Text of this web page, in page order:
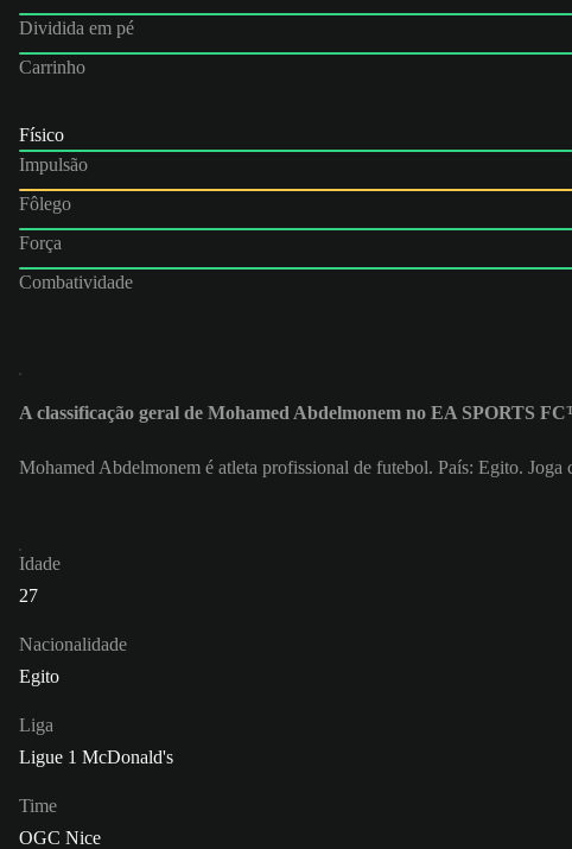
Dividida em pé
Carrinho
Físico
Impulsão
Fôlego
Força
Combatividade
A classificação geral de Mohamed Abdelmonem no EA SPORTS
Mohamed Abdelmonem é atleta profissional de futebol. País: Egito.
Idade
27
Nacionalidade
Egito
Liga
Ligue 1 McDonald's
Time
OGC Nice